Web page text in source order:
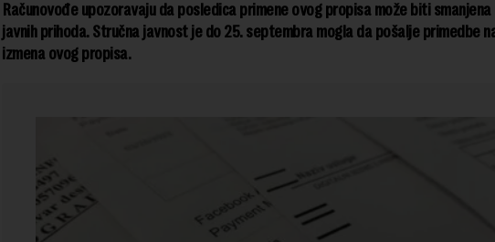
Računovođe upozoravaju da posledica primene ovog propisa može biti
javnih prihoda. Stručna javnost je do 25. septembra mogla da pošalje primedbe
izmena ovog propisa.